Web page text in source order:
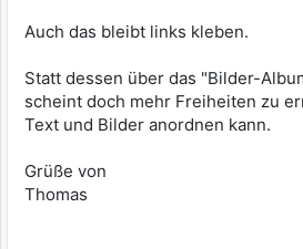
Auch das bleibt links kleben.
Statt dessen über das "Bilder-
scheint doch mehr Freiheiten zu
Text und Bilder anordnen kann.
Grüße von
Thomas